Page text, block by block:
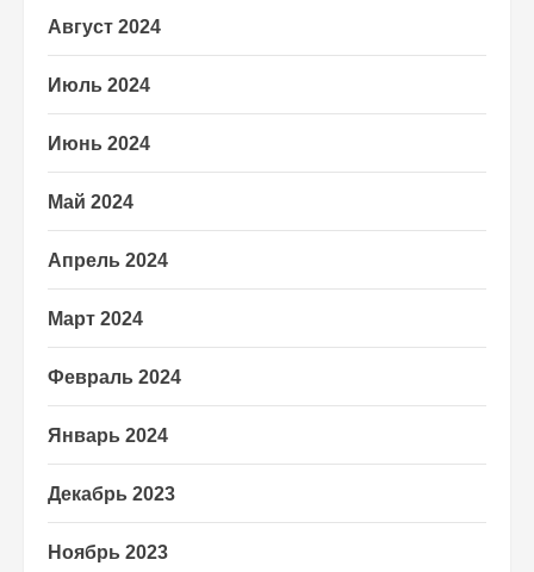
Август 2024
Июль 2024
Июнь 2024
Май 2024
Апрель 2024
Март 2024
Февраль 2024
Январь 2024
Декабрь 2023
Ноябрь 2023